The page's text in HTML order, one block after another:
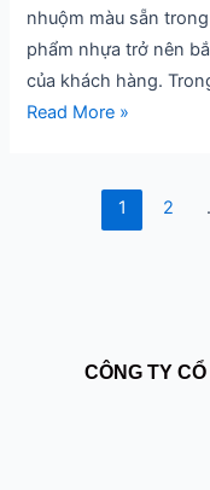
nhuộm màu sẵn
phẩm nhựa trở nên
của khách hàng.
Read More »
1 2
CÔNG TY